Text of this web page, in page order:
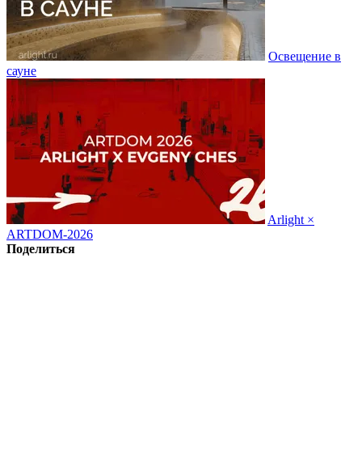
Освещение в
сауне
Arlight ×
ARTDOM-2026
Поделиться